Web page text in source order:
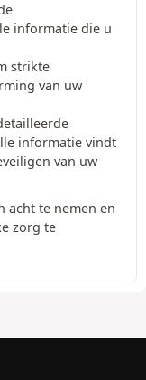
informatie die u
strikte
van uw
informatie vindt
van uw
acht te nemen en
zorg te